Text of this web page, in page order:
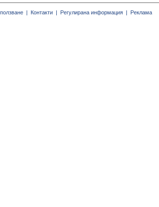
| Контакти | Регулирана информация | Реклама